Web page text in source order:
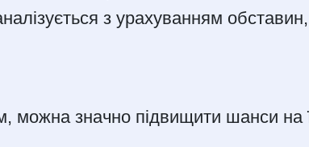
з урахуванням
можна значно підвищити шанси на